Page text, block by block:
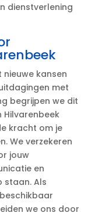
dienstverlening
nieuwe kansen
met
begrijpen we dit
Hilvarenbeek
kracht om je
We verzekeren
jouw
en
staan.​ Als
we ons door